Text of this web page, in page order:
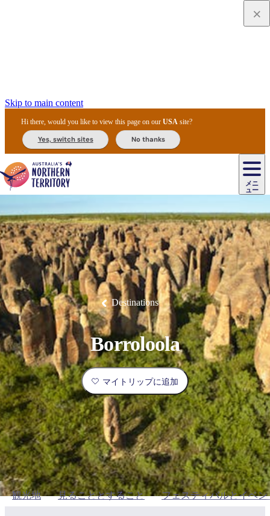
Skip to main content
Hi there, would you like to view this page on ourUSA site?
Yes, switch sites No thanks
メニ
ュー
メ
イ
ン
ナ
ビ
ゲ
ー
シ
ョ
ン
エ
リ
ア
最
も
人
気
が
高
い
場
所
ア
ウ
ト
ズ
ロ
ッ
ク
ー
ウ
ィ
ン
ス
プ
リ
ン
グ
ズ
ド
ゥ
国
立
公
園
ィ
ー
ル
ド
国
立
公
園
ワ
タ
ル
カ
国
立
公
園
テ
ィ
ウ
ィ
諸
島
ニ
ト
ミ
ル
ク
国
立
公
園
ル
/
デ
ビ
ル
ズ・
マ
ー
ブ
ル
ズ
保
護
区
ジ
ジ
ウ
ェ
ス
ト
マ
ク
ド
ネ
ル
国
立
公
園
体
験
旅
行
タ
イ
プ
文
化
体
験
ド
リ
ン
ク
ル
と
イ
ベ
ン
ト
ク
テ
ィ
ビ
テ
ィ
自
然
と
野
生
生
物
歴
史
と
伝
統
釣
り
ラ
グ
ジ
ュ
ア
リ
ー
な
体
験
キ
ャ
ン
ピ
ン
グ
&
グ
ラ
ン
ピ
ン
グ
旅
の
コ
ツ
計
画
と
予
約
実
用
的
な
宿
泊
施
設
行
ツ
ア
ー
関
＆
レ
ン
タ
ル
ン
＆
オ
フ
ァ
ー
Destinations
Borroloola
マイトリップに追加
観光地 見ることとすること フェスティバルとイベン